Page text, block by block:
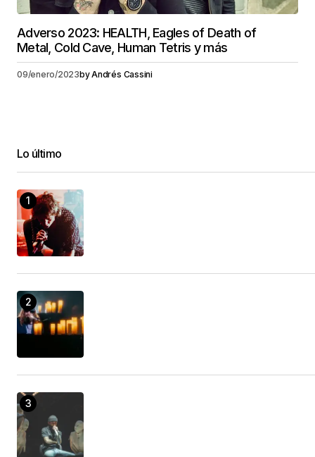
Adverso 2023: HEALTH, Eagles of Death of
Metal, Cold Cave, Human Tetris y más
09/enero/2023byAndrés Cassini
Lo último